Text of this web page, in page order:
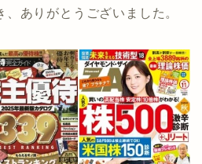
ありがとうございました。